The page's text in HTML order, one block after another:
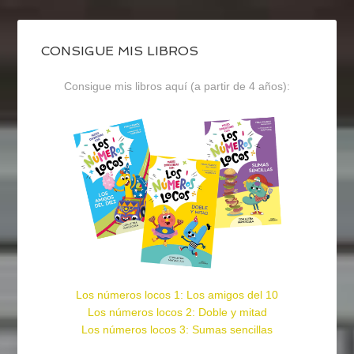
CONSIGUE MIS LIBROS
Consigue mis libros aquí (a partir de 4 años):
Los números locos 1: Los amigos del 10
Los números locos 2: Doble y mitad
Los números locos 3: Sumas sencillas